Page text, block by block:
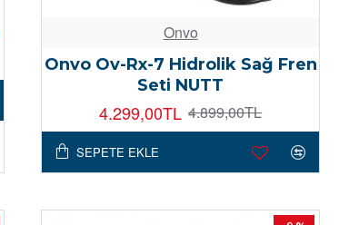
Onvo
Onvo Ov-Rx-7 Hidrolik Sağ Fren
Seti NUTT
4.299,00TL 4.899,00TL
SEPETE EKLE